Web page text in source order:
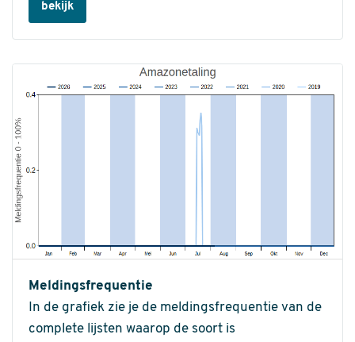
bekijk
Meldingsfrequentie
In de grafiek zie je de meldingsfrequentie van de
complete lijsten waarop de soort is